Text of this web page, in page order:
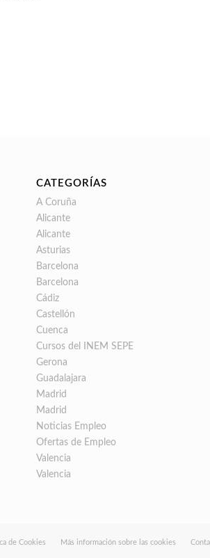
CATEGORÍAS
A Coruña
Alicante
Alicante
Asturias
Barcelona
Barcelona
Cádiz
Castellón
Cuenca
Cursos del INEM SEPE
Gerona
Guadalajara
Madrid
Madrid
Noticias Empleo
Ofertas de Empleo
Valencia
Valencia
de Cookies Más información sobre las cookies